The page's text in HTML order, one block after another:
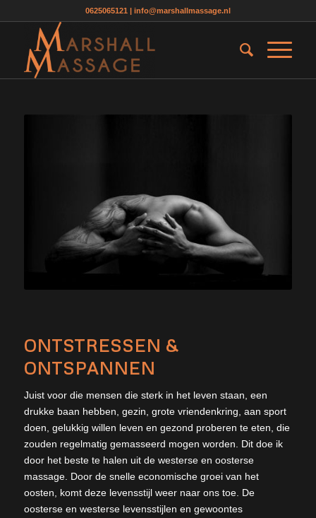
0625065121 | info@marshallmassage.nl
ONTSTRESSEN &
ONTSPANNEN
Juist voor die mensen die sterk in het leven staan, een
drukke baan hebben, gezin, grote vriendenkring, aan sport
doen, gelukkig willen leven en gezond proberen te eten, die
zouden regelmatig gemasseerd mogen worden. Dit doe ik
door het beste te halen uit de westerse en oosterse
massage. Door de snelle economische groei van het
oosten, komt deze levensstijl weer naar ons toe. De
oosterse en westerse levensstijlen en gewoontes